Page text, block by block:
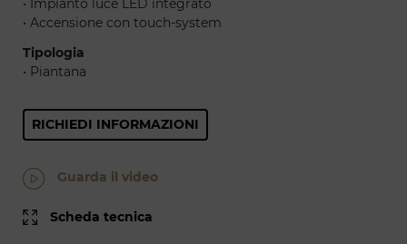
• Impianto luce LED integrato
• Accensione con touch-system
Tipologia
• Piantana
RICHIEDI INFORMAZIONI
Guarda il video
Scheda tecnica